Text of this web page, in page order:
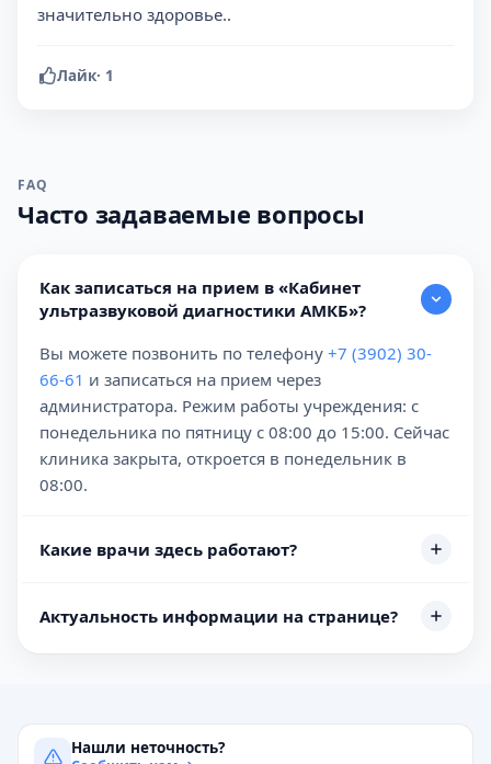
значительно здоровье..
Лайк· 1
FAQ
Часто задаваемые вопросы
Как записаться на прием в «Кабинет
ультразвуковой диагностики АМКБ»?
Вы можете позвонить по телефону +7 (3902) 30-
66-61 и записаться на прием через
администратора. Режим работы учреждения: с
понедельника по пятницу с 08:00 до 15:00. Сейчас
клиника закрыта, откроется в понедельник в
08:00.
Какие врачи здесь работают?
Актуальность информации на странице?
Нашли неточность?